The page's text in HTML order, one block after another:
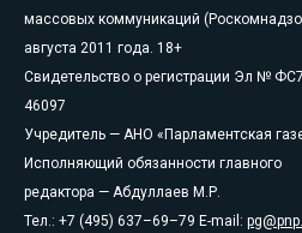
массовых коммуникаций
августа 2011 года. 18+
Свидетельство о регистрации Эл №
46097
Учредитель — АНО «Парламентская
Исполняющий обязанности главного
редактора — Абдуллаев М.Р.
Тел.: +7 (495) 637–69–79 E-mail: